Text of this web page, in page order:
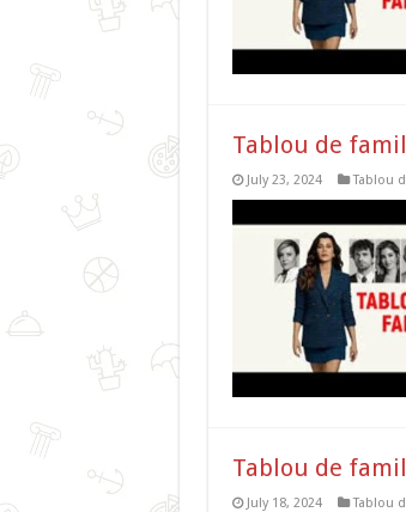
Tablou de
July 23, 2024 Tablou
Tablou de
July 18, 2024 Tablou